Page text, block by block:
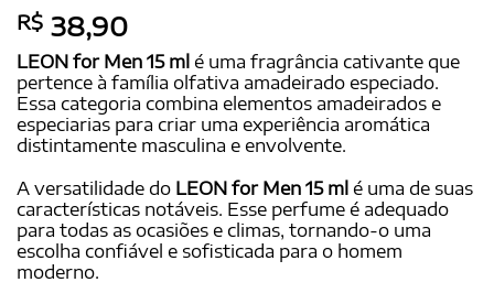
Avaliado
como5de
5, com
baseado em
10
avaliações
de clientes
R$ 38,90
LEON for Men 15 ml é uma fragrância cativante que
pertence à família olfativa amadeirado especiado.
Essa categoria combina elementos amadeirados e
especiarias para criar uma experiência aromática
distintamente masculina e envolvente.
A versatilidade do LEON for Men 15 ml é uma de suas
características notáveis. Esse perfume é adequado
para todas as ocasiões e climas, tornando-o uma
escolha confiável e sofisticada para o homem
moderno.